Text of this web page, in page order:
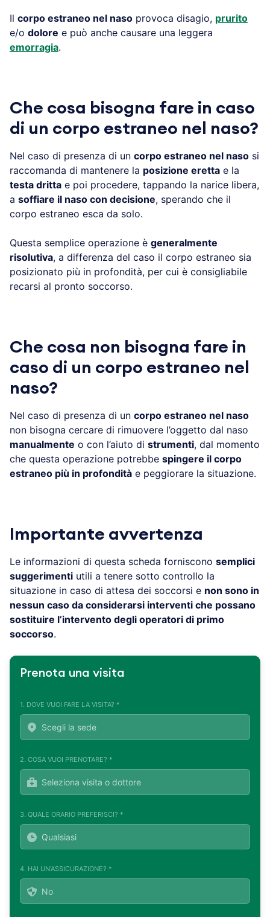
Il corpo estraneo nel naso provoca disagio, prurito
e/o dolore e può anche causare una leggera
emorragia.
Che cosa bisogna fare in caso
di un corpo estraneo nel naso?
Nel caso di presenza di un corpo estraneo nel naso si
raccomanda di mantenere la posizione eretta e la
testa dritta e poi procedere, tappando la narice libera,
a soffiare il naso con decisione, sperando che il
corpo estraneo esca da solo.
Questa semplice operazione è generalmente
risolutiva, a differenza del caso il corpo estraneo sia
posizionato più in profondità, per cui è consigliabile
recarsi al pronto soccorso.
Che cosa non bisogna fare in
caso di un corpo estraneo nel
naso?
Nel caso di presenza di un corpo estraneo nel naso
non bisogna cercare di rimuovere l’oggetto dal naso
manualmente o con l’aiuto di strumenti, dal momento
che questa operazione potrebbe spingere il corpo
estraneo più in profondità e peggiorare la situazione.
Importante avvertenza
Le informazioni di questa scheda forniscono semplici
suggerimenti utili a tenere sotto controllo la
situazione in caso di attesa dei soccorsi e non sono in
nessun caso da considerarsi interventi che possano
sostituire l’intervento degli operatori di primo
soccorso.
Prenota una visita
1. DOVE VUOI FARE LA VISITA? *
2. COSA VUOI PRENOTARE? *
3. QUALE ORARIO PREFERISCI? *
4. HAI UN'ASSICURAZIONE? *